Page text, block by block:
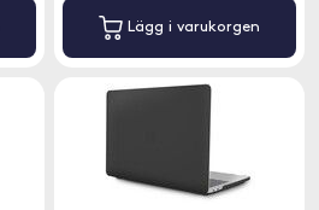
Lägg i varukorgen